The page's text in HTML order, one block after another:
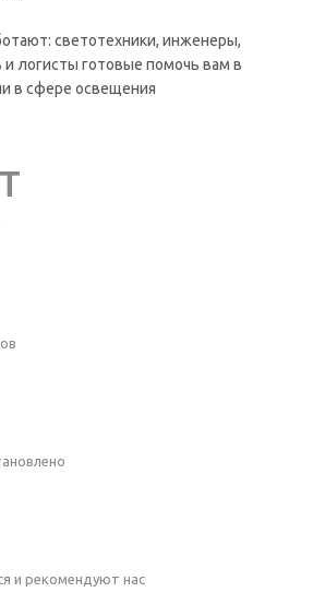
светотехники, инженеры,
логисты готовые помочь вам в
в сфере освещения
и рекомендуют нас